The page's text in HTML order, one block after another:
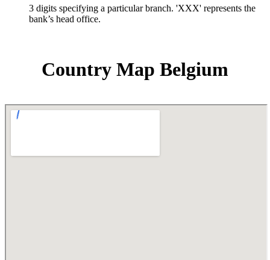
3 digits specifying a particular branch. 'XXX' represents the
bank’s head office.
Country Map Belgium